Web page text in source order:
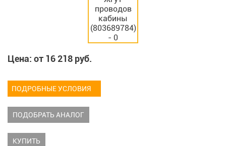
Цена: от 16 218 руб.
ПОДРОБНЫЕ УСЛОВИЯ
ПОДОБРАТЬ АНАЛОГ
КУПИТЬ